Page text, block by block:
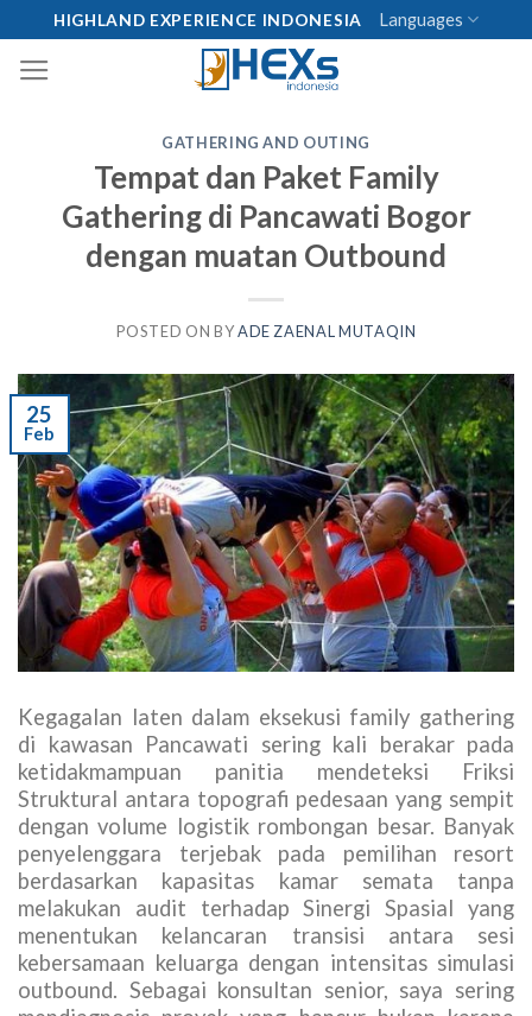
content
HIGHLAND EXPERIENCE INDONESIA Languages
GATHERING AND OUTING
Tempat dan Paket Family
Gathering di Pancawati Bogor
dengan muatan Outbound
POSTED ON BYADE ZAENAL MUTAQIN
25
Feb
Kegagalan laten dalam eksekusi family gathering
di kawasan Pancawati sering kali berakar pada
ketidakmampuan panitia mendeteksi Friksi
Struktural antara topografi pedesaan yang sempit
dengan volume logistik rombongan besar. Banyak
penyelenggara terjebak pada pemilihan resort
berdasarkan kapasitas kamar semata tanpa
melakukan audit terhadap Sinergi Spasial yang
menentukan kelancaran transisi antara sesi
kebersamaan keluarga dengan intensitas simulasi
outbound. Sebagai konsultan senior, saya sering